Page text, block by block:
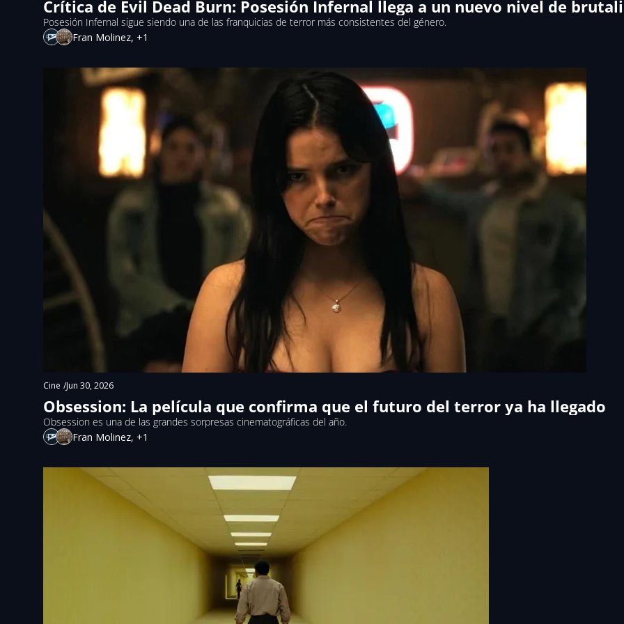
Crítica de Evil Dead Burn: Posesión Infernal llega a un nuevo nivel de
Posesión Infernal sigue siendo una de las franquicias de terror más consistentes del género.
Fran Molinez, +1
Cine /Jun 30, 2026
Obsession: La película que confirma que el futuro del terror ya ha llegado
Obsession es una de las grandes sorpresas cinematográficas del año.
Fran Molinez, +1